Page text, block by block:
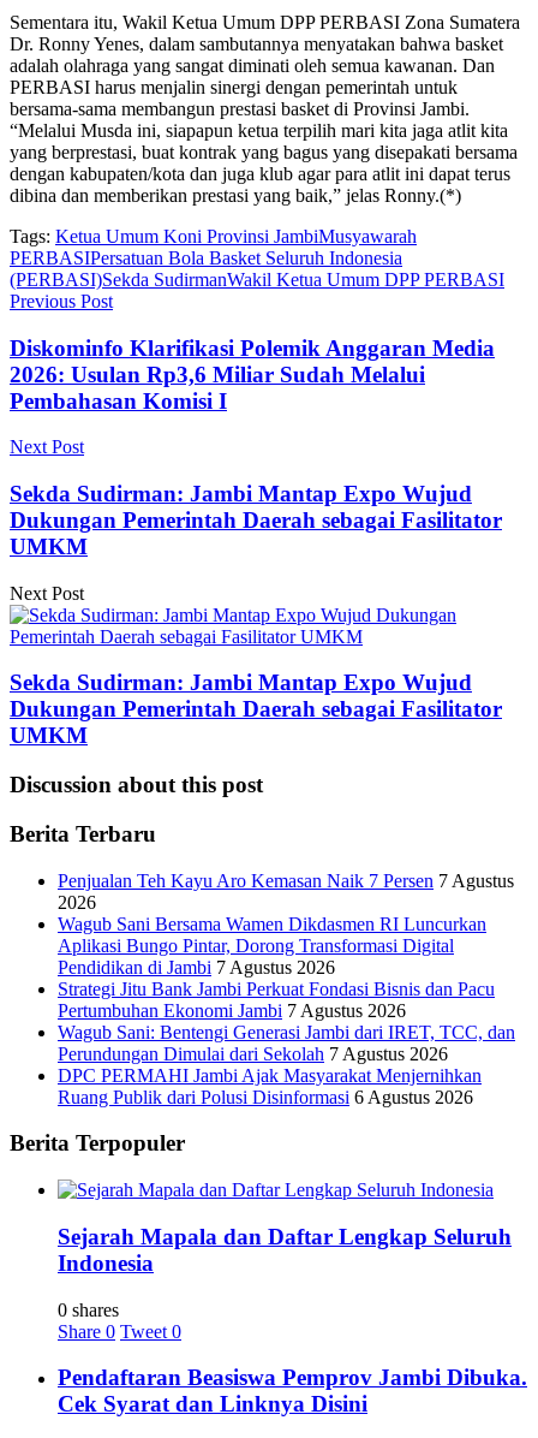
Sementara itu, Wakil Ketua Umum DPP PERBASI Zona Sumatera
Dr. Ronny Yenes, dalam sambutannya menyatakan bahwa basket
adalah olahraga yang sangat diminati oleh semua kawanan. Dan
PERBASI harus menjalin sinergi dengan pemerintah untuk
bersama-sama membangun prestasi basket di Provinsi Jambi.
“Melalui Musda ini, siapapun ketua terpilih mari kita jaga atlit kita
yang berprestasi, buat kontrak yang bagus yang disepakati bersama
dengan kabupaten/kota dan juga klub agar para atlit ini dapat terus
dibina dan memberikan prestasi yang baik,” jelas Ronny.(*)
Tags: Ketua Umum Koni Provinsi JambiMusyawarah
PERBASIPersatuan Bola Basket Seluruh Indonesia
(PERBASI)Sekda SudirmanWakil Ketua Umum DPP PERBASI
Previous Post
Diskominfo Klarifikasi Polemik Anggaran Media
2026: Usulan Rp3,6 Miliar Sudah Melalui
Pembahasan Komisi I
Next Post
Sekda Sudirman: Jambi Mantap Expo Wujud
Dukungan Pemerintah Daerah sebagai Fasilitator
UMKM
Next Post
Sekda Sudirman: Jambi Mantap Expo Wujud
Dukungan Pemerintah Daerah sebagai Fasilitator
UMKM
Discussion about this post
Berita Terbaru
Penjualan Teh Kayu Aro Kemasan Naik 7 Persen 7 Agustus
2026
Wagub Sani Bersama Wamen Dikdasmen RI Luncurkan
Aplikasi Bungo Pintar, Dorong Transformasi Digital
Pendidikan di Jambi 7 Agustus 2026
Strategi Jitu Bank Jambi Perkuat Fondasi Bisnis dan Pacu
Pertumbuhan Ekonomi Jambi 7 Agustus 2026
Wagub Sani: Bentengi Generasi Jambi dari IRET, TCC, dan
Perundungan Dimulai dari Sekolah 7 Agustus 2026
DPC PERMAHI Jambi Ajak Masyarakat Menjernihkan
Ruang Publik dari Polusi Disinformasi 6 Agustus 2026
Berita Terpopuler
Sejarah Mapala dan Daftar Lengkap Seluruh
Indonesia
0 shares
Share 0 Tweet 0
Pendaftaran Beasiswa Pemprov Jambi Dibuka.
Cek Syarat dan Linknya Disini